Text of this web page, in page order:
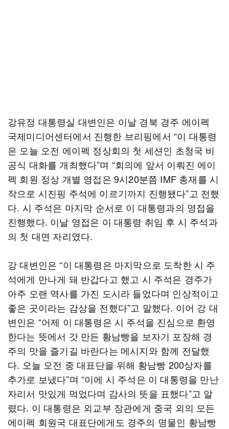
강유정 대통령실 대변인은 이날 경북 경주 에이펙
국제미디어센터에서 진행한 브리핑에서 “이 대통령
은 오늘 오전 에이펙 정상회의 첫 세션인 초청국 비
공식 대화를 개최했다”며 “회의에 앞서 이뤄진 에이
펙 회원 정상 개별 영접은 9시20분쯤 IMF 총재를 시
작으로 시진핑 주석에 이르기까지 진행됐다”고 전했
다. 시 주석은 마지막 순서로 이 대통령과의 영접을
진행했다. 이날 영접은 이 대통령 취임 후 시 주석과
의 첫 대면 자리였다.
강 대변인은 “이 대통령은 마지막으로 도착한 시 주
석에게 만나게 돼 반갑다고 했고 시 주석은 경주가
아주 오랜 역사를 가진 도시라 들었다며 인상적이고
좋은 곳이라는 감상을 전했다”고 말했다. 이어 강 대
변인은 “어제 이 대통령은 시 주석을 진심으로 환영
한다는 뜻에서 갓 만든 황남빵을 보자기 포장해 경
주의 맛을 즐기길 바란다는 메시지와 함께 전달했
다. 오늘 오전 중 대표단을 위해 황남빵 200상자를
추가로 보냈다”며 “이에 시 주석은 이 대통령을 만난
자리서 맛있게 먹었다며 감사의 뜻을 표했다”고 알
렸다. 이 대통령은 외교부 장관에게 중국 외의 모든
에이펙 회원국 대표단에게도 경주의 명물인 황남빵